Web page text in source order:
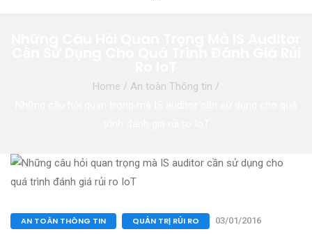
Home / An toàn Thông tin /
AN TOÀN THÔNG TIN QUẢN TRỊ RỦI RO 03/01/2016